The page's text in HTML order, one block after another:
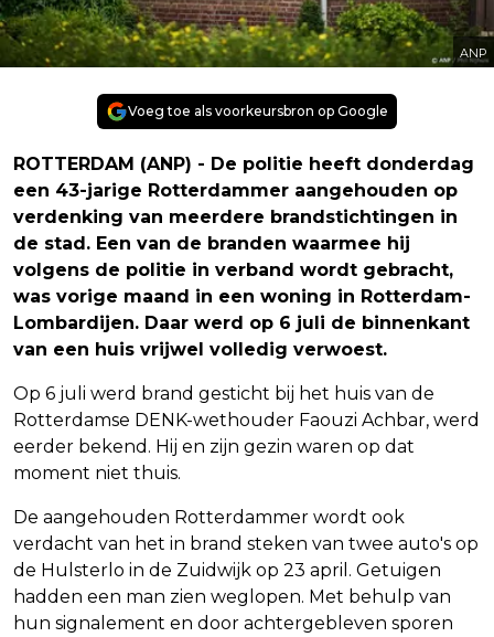
ANP
Voeg toe als voorkeursbron op Google
ROTTERDAM (ANP) - De politie heeft donderdag
een 43-jarige Rotterdammer aangehouden op
verdenking van meerdere brandstichtingen in
de stad. Een van de branden waarmee hij
volgens de politie in verband wordt gebracht,
was vorige maand in een woning in Rotterdam-
Lombardijen. Daar werd op 6 juli de binnenkant
van een huis vrijwel volledig verwoest.
Op 6 juli werd brand gesticht bij het huis van de
Rotterdamse DENK-wethouder Faouzi Achbar, werd
eerder bekend. Hij en zijn gezin waren op dat
moment niet thuis.
De aangehouden Rotterdammer wordt ook
verdacht van het in brand steken van twee auto's op
de Hulsterlo in de Zuidwijk op 23 april. Getuigen
hadden een man zien weglopen. Met behulp van
hun signalement en door achtergebleven sporen